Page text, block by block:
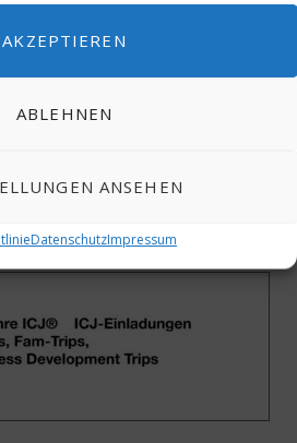
AKZEPTIEREN
ABLEHNEN
ANSEHEN
DatenschutzImpressum